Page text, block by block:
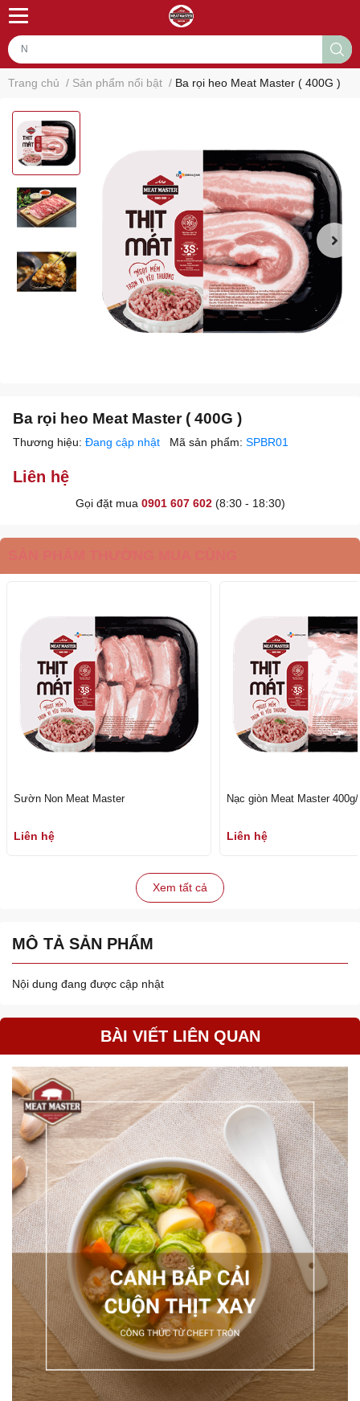
Trang chủ / Sản phẩm nổi bật / Ba rọi heo Meat Master ( 400G )
Ba rọi heo Meat Master ( 400G )
Thương hiệu: Đang cập nhật Mã sản phẩm: SPBR01
Liên hệ
Gọi đặt mua 0901 607 602(8:30 - 18:30)
Sườn Non Meat Master
Liên hệ
Nạc giòn Meat Master
Liên hệ
Xem tất cả
MÔ TẢ SẢN PHẨM
Nội dung đang được cập nhật
BÀI VIẾT LIÊN QUAN